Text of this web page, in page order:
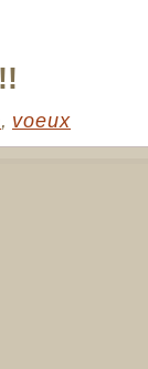
, voeux